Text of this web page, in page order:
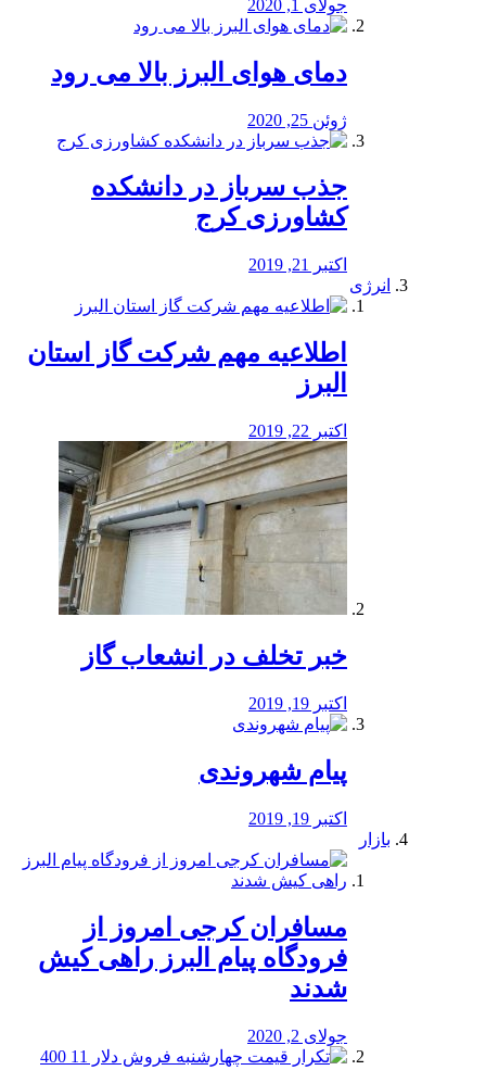
جولای 1, 2020
دمای هوای البرز بالا می رود
ژوئن 25, 2020
جذب سرباز در دانشکده
کشاورزی کرج
اکتبر 21, 2019
انرژی
️اطلاعیه مهم شرکت گاز استان
البرز
اکتبر 22, 2019
خبر تخلف در انشعاب گاز
اکتبر 19, 2019
پیام شهروندی
اکتبر 19, 2019
بازار
مسافران کرجی امروز از
فرودگاه پیام البرز راهی کیش
شدند
جولای 2, 2020